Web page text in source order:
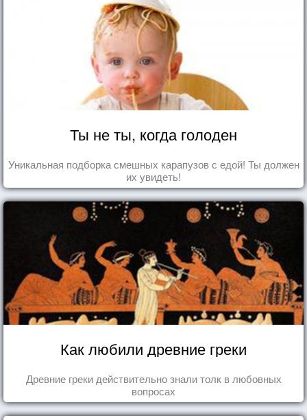
Ты не ты, когда голоден
Уникальная подборка смешных карапузов с едой! Ты должен
их увидеть!
Как любили древние греки
Древние греки действительно знали толк в любовных
вопросах